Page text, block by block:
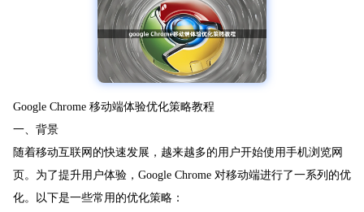
Google Chrome 移动端体验优化策略教程
一、背景
随着移动互联网的快速发展，越来越多的用户开始使用手机浏览网
页。为了提升用户体验，Google Chrome 对移动端进行了一系列的优
化。以下是一些常用的优化策略：